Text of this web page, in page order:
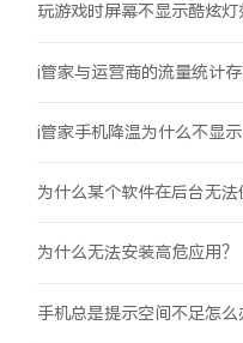
玩游戏时屏幕不显示酷炫灯
i管家与运营商的流量统计
i管家手机降温为什么不显示
为什么某个软件在后台无法
为什么无法安装高危应用？
手机总是提示空间不足怎么